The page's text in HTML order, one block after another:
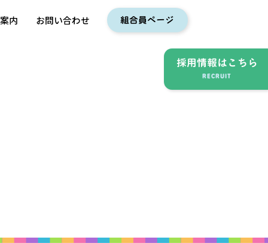
内 お問い合わせ 組合員ページ
採用情報はこちら
RECRUIT